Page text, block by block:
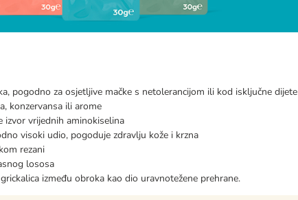
pogodno za osjetljive mačke s netolerancijom ili kod isključne dijete
konzervansa ili arome
izvor vrijednih aminokiselina
visoki udio, pogoduje zdravlju kože i krzna
rezani
lososa
između obroka kao dio uravnotežene prehrane.